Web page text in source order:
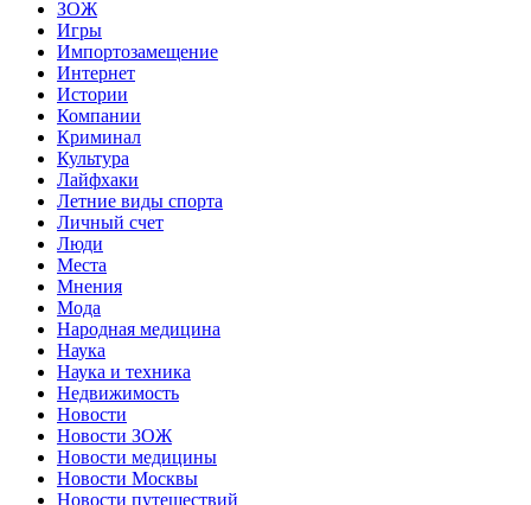
ЗОЖ
Игры
Импортозамещение
Интернет
Истории
Компании
Криминал
Культура
Лайфхаки
Летние виды спорта
Личный счет
Люди
Места
Мнения
Мода
Народная медицина
Наука
Наука и техника
Недвижимость
Новости
Новости ЗОЖ
Новости медицины
Новости Москвы
Новости путешествий